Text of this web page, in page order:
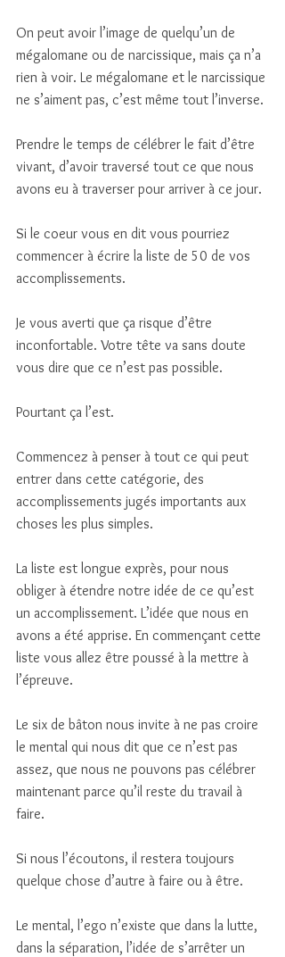
On peut avoir l’image de quelqu’un de
mégalomane ou de narcissique, mais ça n’a
rien à voir. Le mégalomane et le narcissique
ne s’aiment pas, c’est même tout l’inverse.
Prendre le temps de célébrer le fait d’être
vivant, d’avoir traversé tout ce que nous
avons eu à traverser pour arriver à ce jour.
Si le coeur vous en dit vous pourriez
commencer à écrire la liste de 50 de vos
accomplissements.
Je vous averti que ça risque d’être
inconfortable. Votre tête va sans doute
vous dire que ce n’est pas possible.
Pourtant ça l’est.
Commencez à penser à tout ce qui peut
entrer dans cette catégorie, des
accomplissements jugés importants aux
choses les plus simples.
La liste est longue exprès, pour nous
obliger à étendre notre idée de ce qu’est
un accomplissement. L’idée que nous en
avons a été apprise. En commençant cette
liste vous allez être poussé à la mettre à
l’épreuve.
Le six de bâton nous invite à ne pas croire
le mental qui nous dit que ce n’est pas
assez, que nous ne pouvons pas célébrer
maintenant parce qu’il reste du travail à
faire.
Si nous l’écoutons, il restera toujours
quelque chose d’autre à faire ou à être.
Le mental, l’ego n’existe que dans la lutte,
dans la séparation, l’idée de s’arrêter un